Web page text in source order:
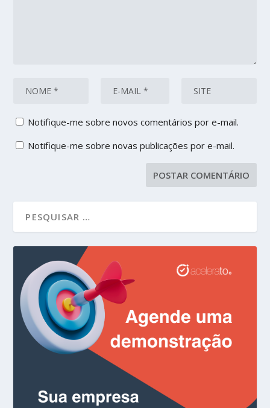
Notifique-me sobre novos comentários por e-mail.
Notifique-me sobre novas publicações por e-mail.